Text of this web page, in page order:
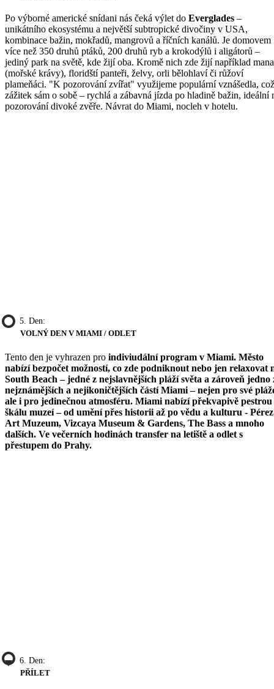
Po výborné americké snídani nás čeká výlet do Everglades –
unikátního ekosystému a největší subtropické divočiny v USA,
kombinace bažin, mokřadů, mangrovů a říčních kanálů. Je domovem
více než 350 druhů ptáků, 200 druhů ryb a krokodýlů i aligátorů –
jediný park na světě, kde žijí oba. Kromě nich zde žijí například
(mořské krávy), floridští panteři, želvy, orli bělohlaví či růžoví
plameňáci. "K pozorování zvířat" využijeme populární vznášedla,
zážitek sám o sobě – rychlá a zábavná jízda po hladině bažin, ideální
pozorování divoké zvěře. Návrat do Miami, nocleh v hotelu.
5. Den:
VOLNÝ DEN V MIAMI / ODLET
Tento den je vyhrazen pro indiviudální program v Miami. Město
nabízí bezpočet možností, co zde podniknout nebo jen relaxovat
South Beach – jedné z nejslavnějších pláží světa a zároveň jedno
nejznámějších a nejikoničtějších částí Miami – nejen pro své
ale i pro jedinečnou atmosféru. Miami nabízí překvapivě pestrou
škálu muzeí – od umění přes historii až po vědu a kulturu - Pérez
Art Muzeum, Vizcaya Museum & Gardens, The Bass a mnoho
dalších. Ve večerních hodinách transfer na letiště a odlet s
přestupem do Prahy.
6. Den:
PŘÍLET